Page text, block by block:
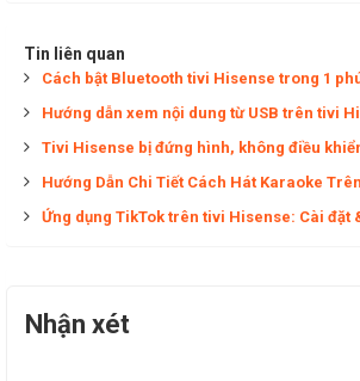
Tin liên quan
Cách bật Bluetooth tivi Hisense trong 1
Hướng dẫn xem nội dung từ USB trên tivi
Tivi Hisense bị đứng hình, không điều
Hướng Dẫn Chi Tiết Cách Hát Karaoke
Ứng dụng TikTok trên tivi Hisense: Cài đặt
Nhận xét